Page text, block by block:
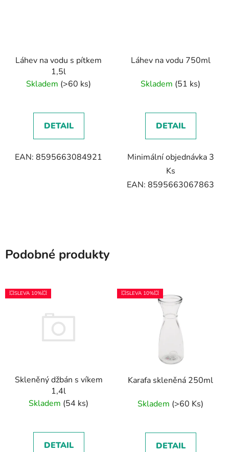
Láhev na vodu s pítkem
1,5l
Skladem (>60 ks)
DETAIL
EAN: 8595663084921
Láhev na vodu 750ml
Skladem (51 ks)
DETAIL
Minimální objednávka 3
Ks
EAN: 8595663067863
Podobné produkty
💥SLEVA 10%💥
Skleněný džbán s víkem
1,4l
Skladem (54 ks)
DETAIL
💥SLEVA 10%💥
Karafa skleněná 250ml
Skladem (>60 Ks)
DETAIL